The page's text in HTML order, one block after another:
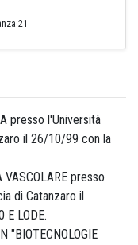
21
presso l'Università
il 26/10/99 con la
VASCOLARE presso
di Catanzaro il
LODE.
"BIOTECNOLOGIE